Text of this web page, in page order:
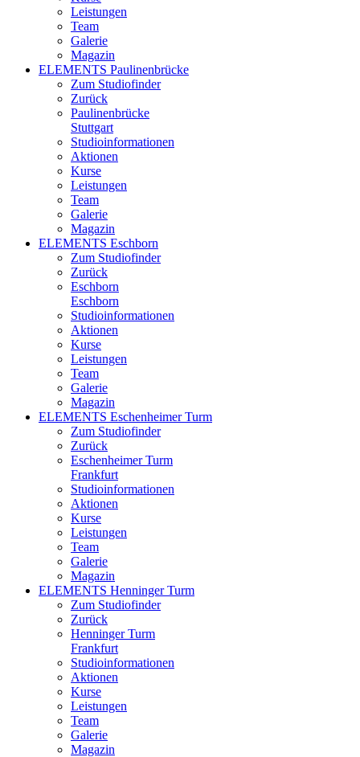
Leistungen
Team
Galerie
Magazin
ELEMENTS Paulinenbrücke
Zum Studiofinder
Zurück
Paulinen­brücke
Stuttgart
Studioinformationen
Aktionen
Kurse
Leistungen
Team
Galerie
Magazin
ELEMENTS Eschborn
Zum Studiofinder
Zurück
Esch­born
Eschborn
Studioinformationen
Aktionen
Kurse
Leistungen
Team
Galerie
Magazin
ELEMENTS Eschenheimer Turm
Zum Studiofinder
Zurück
Eschen­heimer Turm
Frankfurt
Studioinformationen
Aktionen
Kurse
Leistungen
Team
Galerie
Magazin
ELEMENTS Henninger Turm
Zum Studiofinder
Zurück
Henninger Turm
Frankfurt
Studioinformationen
Aktionen
Kurse
Leistungen
Team
Galerie
Magazin